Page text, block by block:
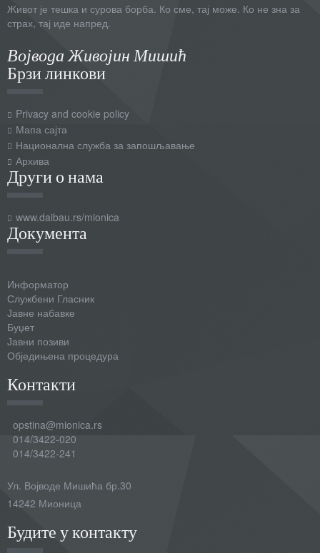
Живот је тешка и сурова борба. Ко сме, тај може. Ко не зна за
страх, тај иде напред.
Војвода Живојин Мишић
Брзи линкови
Privacy and cookie policy
Мапа сајта
Национална служба за запошљавање
Архива
Други о нама
www.daibau.rs/mionica
Документа
Информатор
Службени Гласник
Јавне набавке
Буџет
Јавни позиви
Обједињена процедура
Контакти
opstina@mionica.rs
014/3422-020
014/3422-241
Ул. Војводе Мишића бр.30
14242 Мионица
Будите у контакту